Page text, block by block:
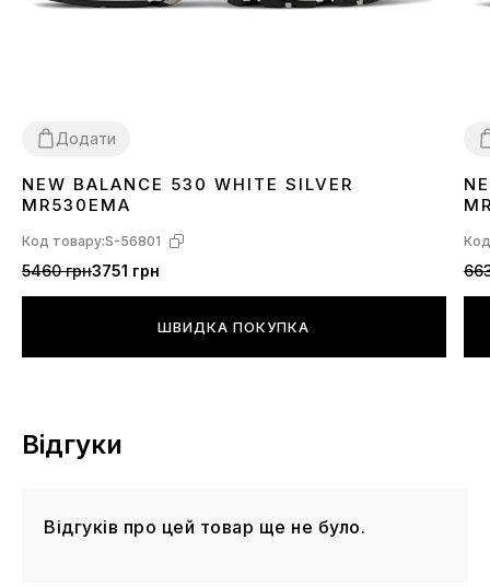
Додати
3637 3839404142 434445
NEW BALANCE 530 WHITE SILVER
MR530EMA
Код товару:S-56801
5460 грн3751 грн
ШВИДКА ПОКУПКА
Відгуки
Відгуків про цей товар ще не було.